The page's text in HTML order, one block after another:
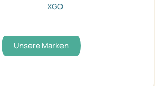
XGO
Unsere Marken